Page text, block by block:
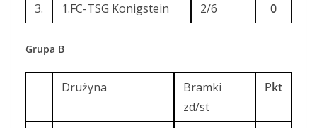
3.
1.FC-TSG Konigstein 2/6 0
Grupa B
Drużyna
Bramki
zd/st
Pkt